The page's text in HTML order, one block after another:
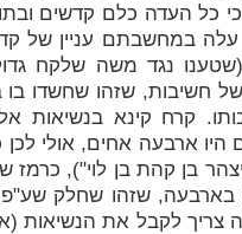
כל העדה כלם קדשים
במחשבתם עניין של
נגד משה שלקח
של חשיבות, שזהו שחשדו
קרח קינא בנשיאות
היו ארבעה אחים, אולי
בן קהת בן לוי"),
בארבעה, שזהו שחלק שע"פ
צריך לקבל את הנשיאות